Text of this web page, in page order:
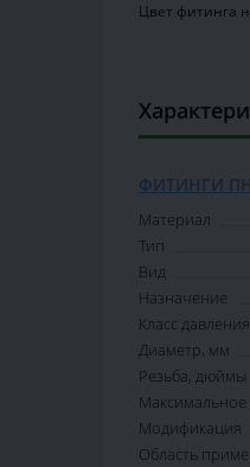
Цвет фитинга
ФИТИНГИ
Материал
Тип
Вид
Назначение
Класс давления
Диаметр, мм
Резьба, дюймы
Максимальное
Модификация
Область